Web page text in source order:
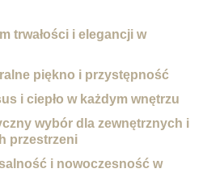
trwałości i elegancji w
piękno i przystępność
i ciepło w każdym wnętrzu
wybór dla zewnętrznych i
przestrzeni
i nowoczesność w